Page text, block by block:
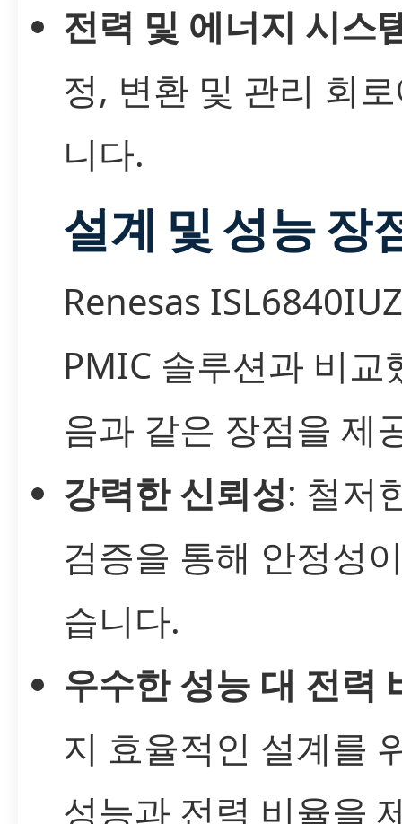
전력 및 에너지 시스
정, 변환 및 관리 회
니다.
설계 및 성능 장
Renesas
PMIC 솔루션과 비교
음과 같은 장점을 제
강력한 신뢰성: 철저
검증을 통해 안정성
습니다.
우수한 성능 대 전력
지 효율적인 설계를
성능과 전력 비율을